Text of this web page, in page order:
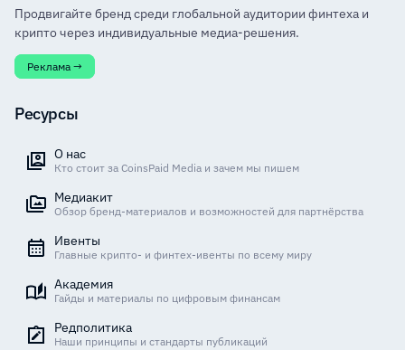
Продвигайте бренд среди глобальной аудитории финтеха и
крипто через индивидуальные медиа-решения.
Реклама →
Ресурсы
О нас
Кто стоит за CoinsPaid Media и зачем мы пишем
Медиакит
Обзор бренд-материалов и возможностей для партнёрства
Ивенты
Главные крипто- и финтех-ивенты по всему миру
Академия
Гайды и материалы по цифровым финансам
Редполитика
Наши принципы и стандарты публикаций